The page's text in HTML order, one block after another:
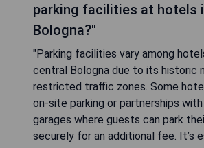
parking facilities at hotels
Bologna?"
"Parking facilities vary among
central Bologna due to its historic
restricted traffic zones. Some
on-site parking or partnerships
garages where guests can park
securely for an additional fee. It’s